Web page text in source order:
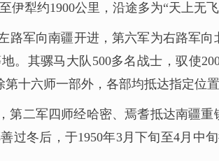
伊犁约1900公里，沿途多为“天上无
路军向南疆开进，第六军为右路军
。其骡马大队500多名战士，驭使
第十六师一部外，各部均抵达指定位
第二军四师经哈密、焉耆抵达南疆
过冬后，于1950年3月下旬至4月中